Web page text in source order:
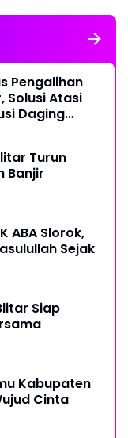
Pengalihan
Solusi Atasi
Daging
Turun
Banjir
ABA Slorok,
Sejak
Siap
Kabupaten
Cinta